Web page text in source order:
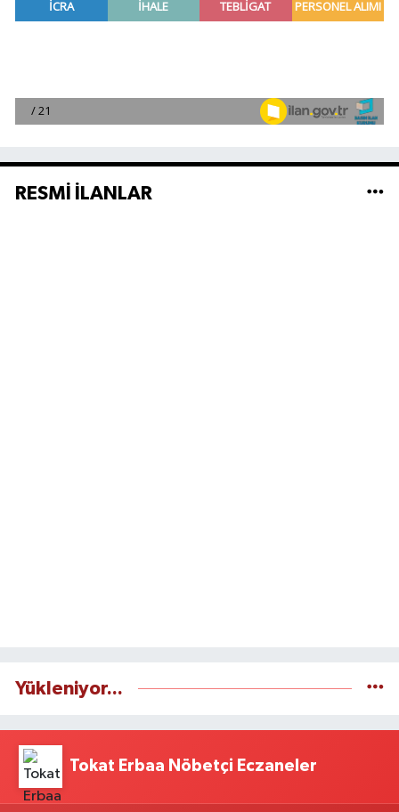
RESMİ İLANLAR
Yükleniyor...
Tokat Erbaa Nöbetçi Eczaneler